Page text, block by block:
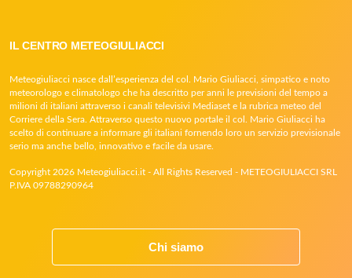
IL CENTRO METEOGIULIACCI
Meteogiuliacci nasce dall’esperienza del col. Mario Giuliacci, simpatico e noto
meteorologo e climatologo che ha descritto per anni le previsioni del tempo a
milioni di italiani attraverso i canali televisivi Mediaset e la rubrica meteo del
Corriere della Sera. Attraverso questo nuovo portale il col. Mario Giuliacci ha
scelto di continuare a informare gli italiani fornendo loro un servizio previsionale
serio ma anche bello, innovativo e facile da usare.
Copyright 2026 Meteogiuliacci.it - All Rights Reserved - METEOGIULIACCI SRL
P.IVA 09788290964
Chi siamo